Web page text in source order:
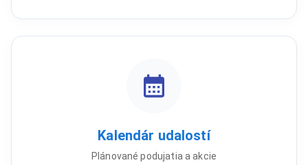
Kalendár udalostí
Plánované podujatia a akcie